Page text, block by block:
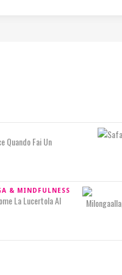
Quando Fai Un
& MINDFULNESS
La Lucertola Al